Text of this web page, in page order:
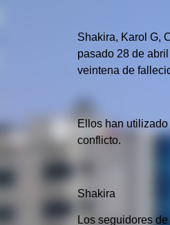
Shakira, Karol G,
pasado 28 de
veintena de
Ellos han
conflicto.
Shakira
Los seguidores